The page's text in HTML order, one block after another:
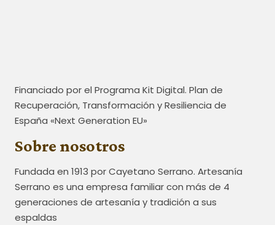
Financiado por el Programa Kit Digital. Plan de
Recuperación, Transformación y Resiliencia de
España «Next Generation EU»
Sobre nosotros
Fundada en 1913 por Cayetano Serrano. Artesanía
Serrano es una empresa familiar con más de 4
generaciones de artesanía y tradición a sus
espaldas